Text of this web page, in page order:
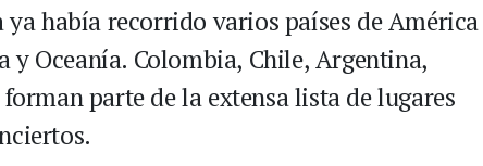
había recorrido varios países de América
y Oceanía. Colombia, Chile, Argentina,
parte de la extensa lista de lugares